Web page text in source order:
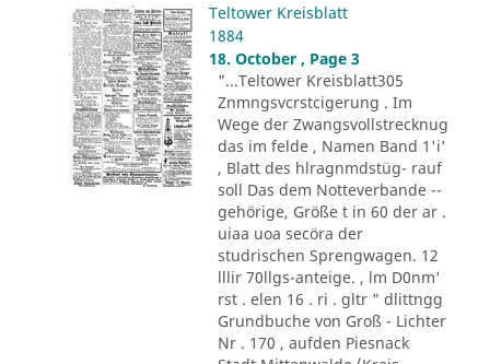
Teltower Kreisblatt
1884
18. October , Page 3
"...Teltower Kreisblatt305
Znmngsvcrstcigerung . Im
Wege der Zwangsvollstrecknug
das im felde , Namen Band 1'i'
, Blatt des hlragnmdstüg- rauf
soll Das dem Notteverbande --
gehörige, Größe t in 60 der ar .
uiaa uoa secöra der
studrischen Sprengwagen. 12
lllir 70llgs-anteige. , lm D0nm'
rst . elen 16 . ri . gltr " dlittngg
Grundbuche von Groß - Lichter
Nr . 170 , aufden Piesnack